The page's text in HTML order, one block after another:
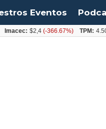
Eventos
$2,4 (-366.67%) TPM: 4.50%